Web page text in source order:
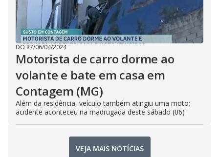
DO R7/06/04/2024
Motorista de carro dorme ao
volante e bate em casa em
Contagem (MG)
Além da residência, veículo também atingiu uma moto;
acidente aconteceu na madrugada deste sábado (06)
VEJA MAIS NOTÍCIAS